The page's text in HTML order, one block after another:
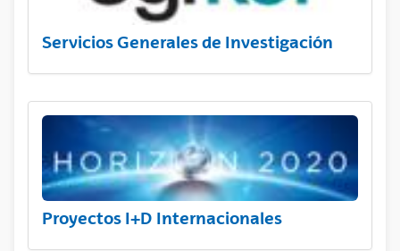
Servicios Generales de Investigación
Proyectos I+D Internacionales